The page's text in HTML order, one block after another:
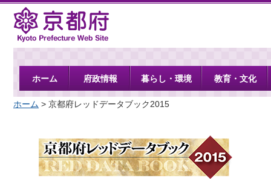
京都府
ホーム 府政情報 暮らし・環境 教育・文化
ホーム > 京都府レッドデータブック2015